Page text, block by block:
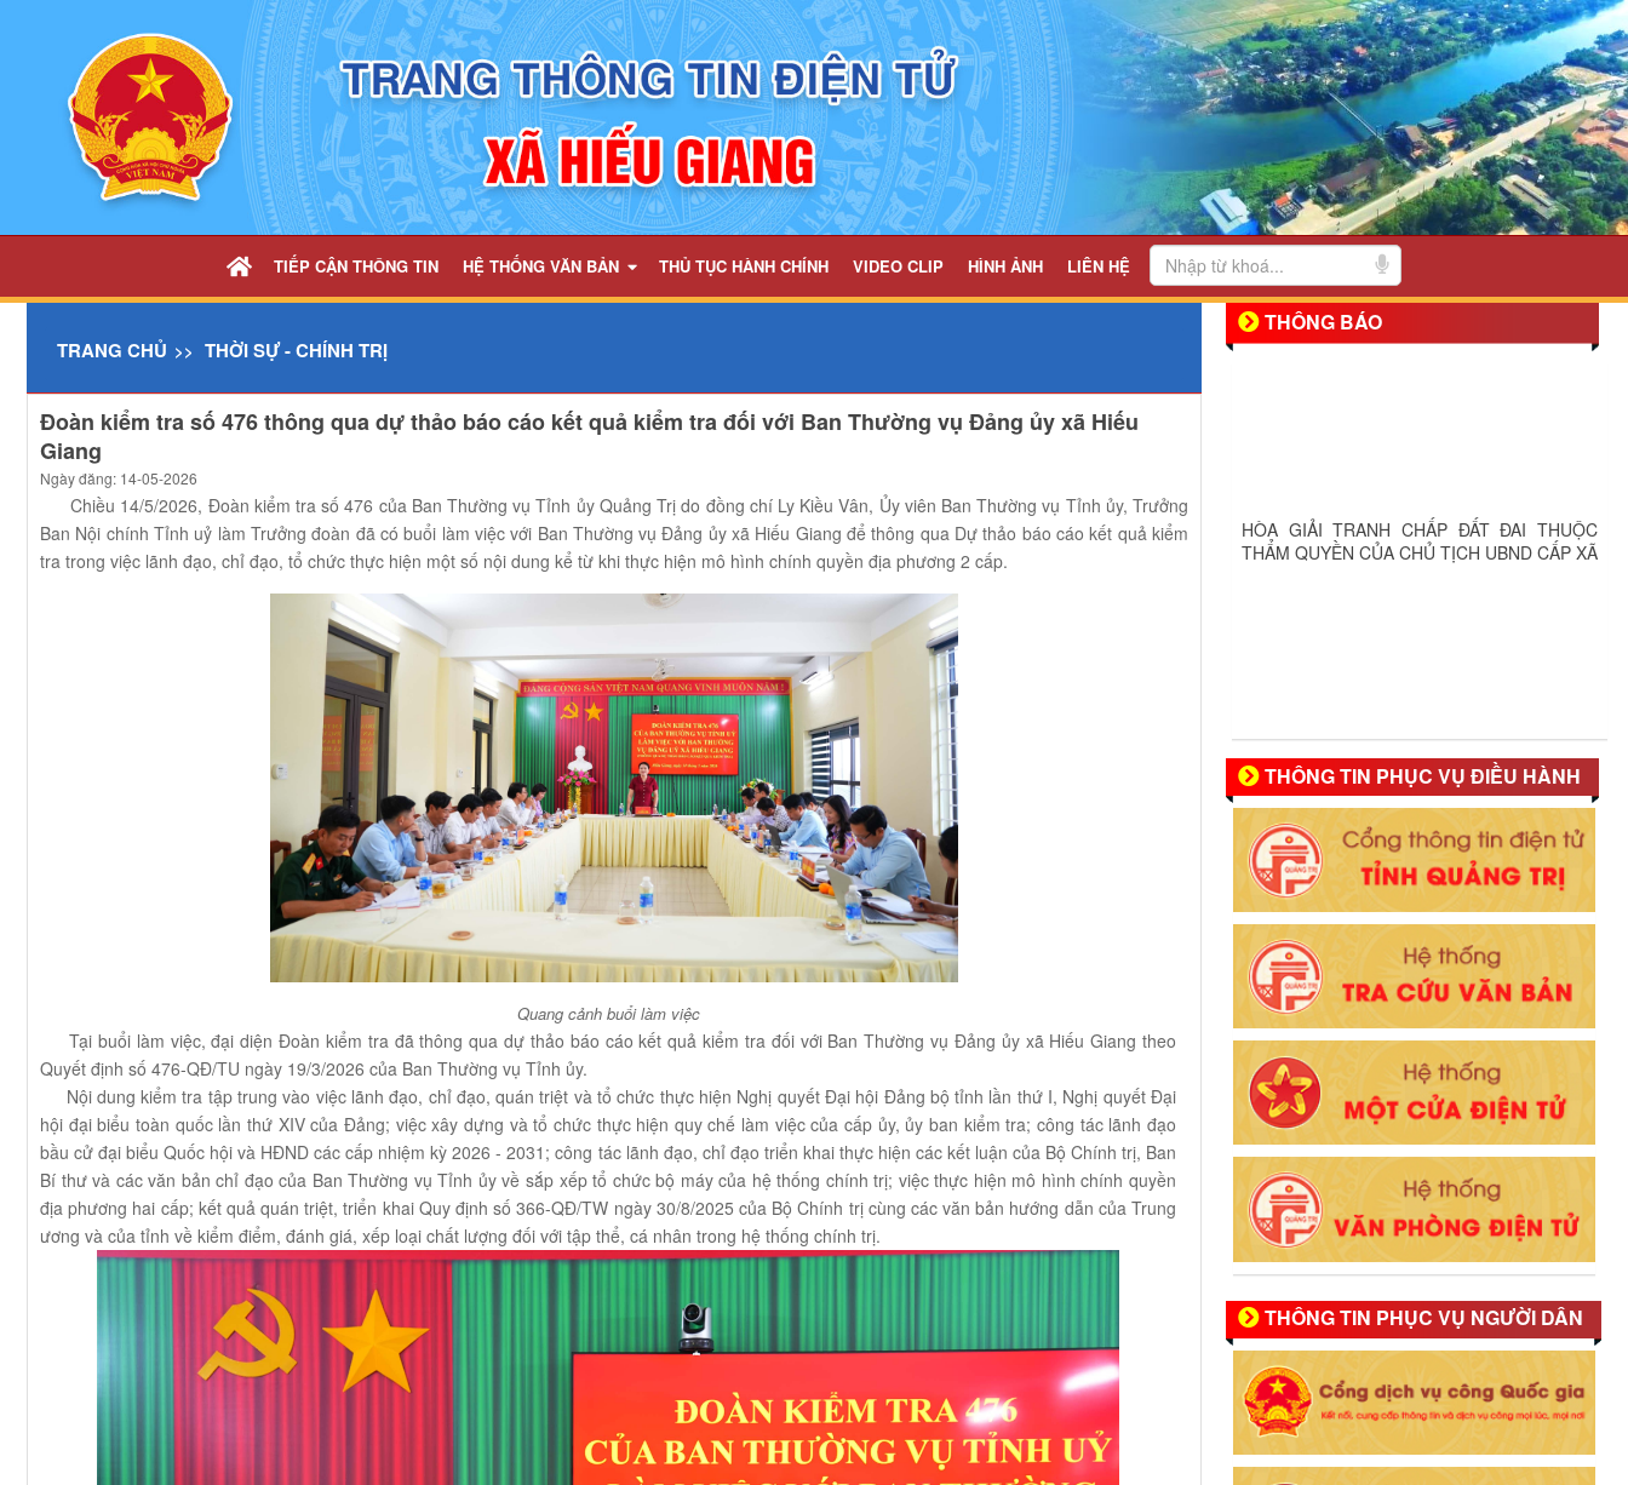
Chi tiết tin - UBND xã Hiếu Giang
TIẾP CẬN THÔNG TIN HỆ THỐNG VĂN BẢN THỦ TỤC HÀNH CHÍNH VIDEO CLIP HÌNH ẢNH LIÊN HỆ
TRANG CHỦ THỜI SỰ - CHÍNH TRỊ
Đoàn kiểm tra số 476 thông qua dự thảo báo cáo kết quả kiểm tra đối với Ban Thường vụ Đảng ủy xã Hiếu
Giang
Ngày đăng: 14-05-2026
Chiều 14/5/2026, Đoàn kiểm tra số 476 của Ban Thường vụ Tỉnh ủy Quảng Trị do đồng chí Ly Kiều Vân, Ủy viên Ban Thường vụ Tỉnh ủy, Trưởng
Ban Nội chính Tỉnh uỷ làm Trưởng đoàn đã có buổi làm việc với Ban Thường vụ Đảng ủy xã Hiếu Giang để thông qua Dự thảo báo cáo kết quả kiểm
tra trong việc lãnh đạo, chỉ đạo, tổ chức thực hiện một số nội dung kể từ khi thực hiện mô hình chính quyền địa phương 2 cấp.
Quang cảnh buổi làm việc
Tại buổi làm việc, đại diện Đoàn kiểm tra đã thông qua dự thảo báo cáo kết quả kiểm tra đối với Ban Thường vụ Đảng ủy xã Hiếu Giang theo
Quyết định số 476-QĐ/TU ngày 19/3/2026 của Ban Thường vụ Tỉnh ủy.
Nội dung kiểm tra tập trung vào việc lãnh đạo, chỉ đạo, quán triệt và tổ chức thực hiện Nghị quyết Đại hội Đảng bộ tỉnh lần thứ I, Nghị quyết Đại
hội đại biểu toàn quốc lần thứ XIV của Đảng; việc xây dựng và tổ chức thực hiện quy chế làm việc của cấp ủy, ủy ban kiểm tra; công tác lãnh đạo
bầu cử đại biểu Quốc hội và HĐND các cấp nhiệm kỳ 2026 - 2031; công tác lãnh đạo, chỉ đạo triển khai thực hiện các kết luận của Bộ Chính trị, Ban
Bí thư và các văn bản chỉ đạo của Ban Thường vụ Tỉnh ủy về sắp xếp tổ chức bộ máy của hệ thống chính trị; việc thực hiện mô hình chính quyền
địa phương hai cấp; kết quả quán triệt, triển khai Quy định số 366-QĐ/TW ngày 30/8/2025 của Bộ Chính trị cùng các văn bản hướng dẫn của Trung
ương và của tỉnh về kiểm điểm, đánh giá, xếp loại chất lượng đối với tập thể, cá nhân trong hệ thống chính trị.
THÔNG BÁO
THÔNG TIN PHỤC VỤ ĐIỀU HÀNH
THÔNG TIN PHỤC VỤ NGƯỜI DÂN